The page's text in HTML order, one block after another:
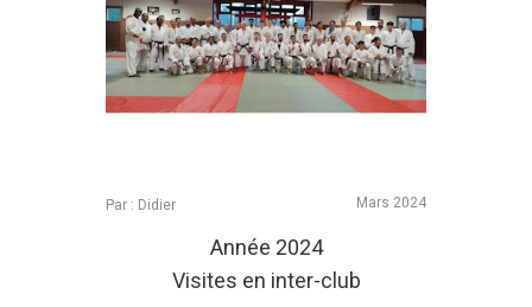
Par : Didier Mars 2024
Année 2024
Visites en inter-club